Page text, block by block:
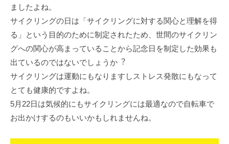
ましたよね。
サイクリングの⽇は「サイクリングに対する関⼼と理解を得
る」という⽬的のために制定されたため、世間のサイクリン
グへの関⼼が⾼まっていることから記念⽇を制定した効果も
出ているのではないでしょうか︖
サイクリングは運動にもなりますしストレス発散にもなって
とても健康的ですよね。
5⽉22⽇は気候的にもサイクリングには最適なので⾃転⾞で
お出かけするのもいいかもしれませんね。